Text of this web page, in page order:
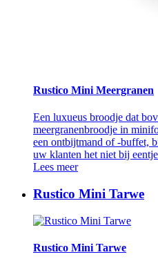
Rustico Mini Meergranen
Een luxueus broodje dat
meergranenbroodje in
een ontbijtmand of -buffet,
uw klanten het niet bij
Lees meer
Rustico Mini Tarwe
Rustico Mini Tarwe